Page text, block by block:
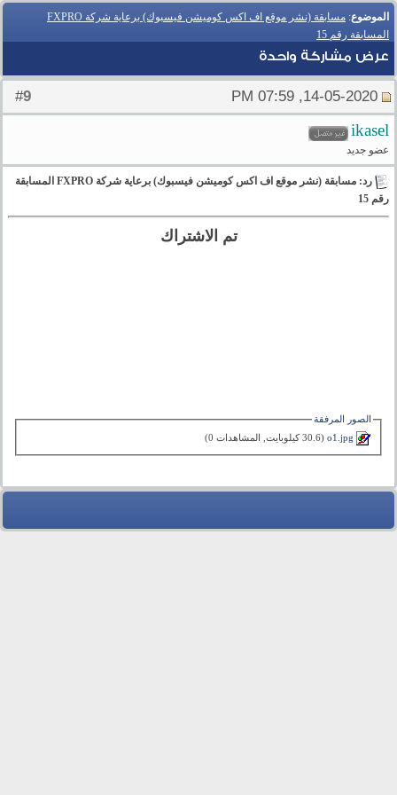
الموضوع:
مسابقة (نشر موقع اف اكس كوميشن فيسبوك) برعاية شركة FXPRO
المسابقة رقم 15
عرض مشاركة واحدة
9
ikasel
عضو جديد
رد: مسابقة (نشر موقع اف اكس كوميشن فيسبوك) برعاية شركة FXPRO المسابقة
رقم 15
تم الاشتراك
الصور المرفقة
o1.jpg‏ (30.6 كيلوبايت, المشاهدات 0)